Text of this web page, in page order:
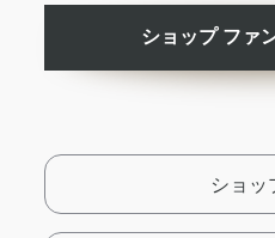
ショップ ファ
ショッ